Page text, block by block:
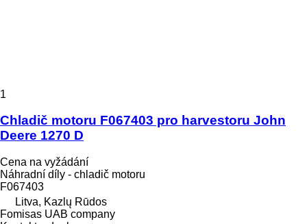
1
Chladič motoru F067403 pro harvestoru John
Deere 1270 D
Cena na vyžádání
Náhradní díly - chladič motoru
F067403
Litva, Kazlų Rūdos
Fomisas UAB company